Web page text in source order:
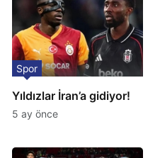
Yıldızlar İran’a gidiyor!
Spor
5 ay önce